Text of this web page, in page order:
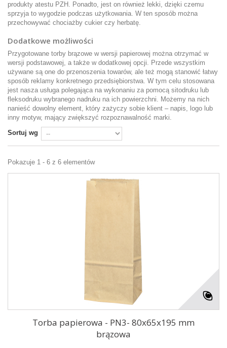
produkty atestu PZH. Ponadto, jest on również lekki, dzięki czemu
sprzyja to wygodzie podczas użytkowania. W ten sposób można
przechowywać chociażby cukier czy herbatę.
Dodatkowe możliwości
Przygotowane torby brązowe w wersji papierowej można otrzymać w
wersji podstawowej, a także w dodatkowej opcji. Przede wszystkim
używane są one do przenoszenia towarów, ale też mogą stanowić łatwy
sposób reklamy konkretnego przedsiębiorstwa. W tym celu stosowana
jest nasza usługa polegająca na wykonaniu za pomocą sitodruku lub
fleksodruku wybranego nadruku na ich powierzchni. Możemy na nich
nanieść dowolny element, który zażyczy sobie klient – napis, logo lub
inny motyw, mający zwiększyć rozpoznawalność marki.
Sortuj wg
Pokazuje 1 - 6 z 6 elementów
Torba papierowa - PN3- 80x65x195 mm
brązowa